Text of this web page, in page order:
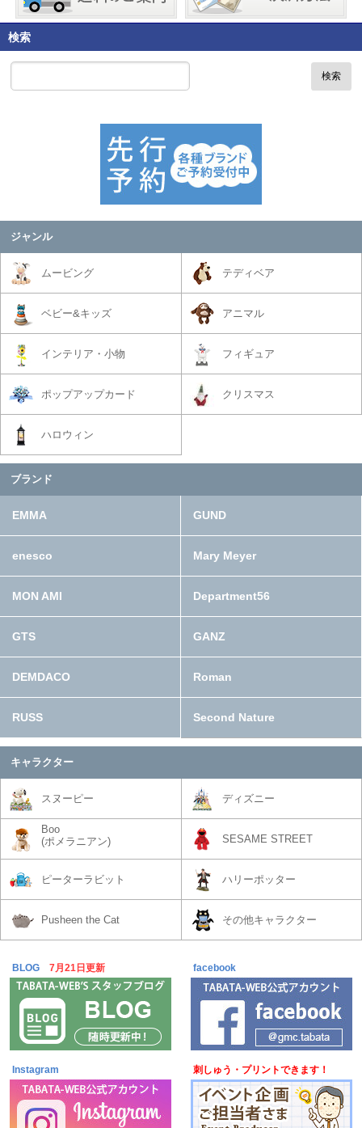
検索
検索
ジャンル
ムービング テディベア
ベビー&キッズ アニマル
インテリア・小物 フィギュア
ポップアップカード クリスマス
ハロウィン
ブランド
EMMA GUND
enesco Mary Meyer
MON AMI Department56
GTS GANZ
DEMDACO Roman
RUSS Second Nature
キャラクター
スヌーピー ディズニー
Boo
(ポメラニアン)
SESAME STREET
ピーターラビット ハリーポッター
Pusheen the Cat その他キャラクター
BLOG 7月21日更新 facebook
Instagram 刺しゅう・プリントできます！